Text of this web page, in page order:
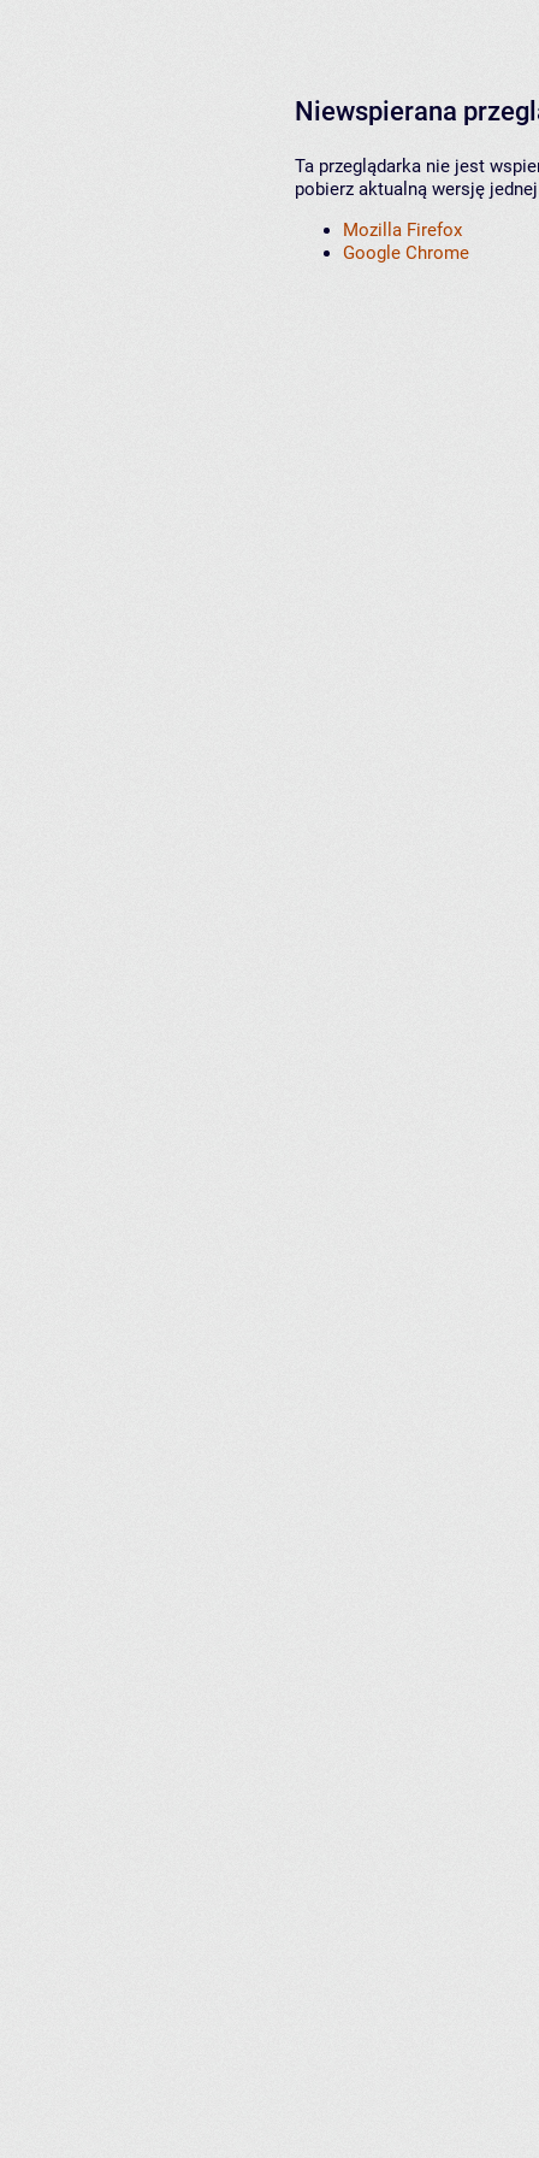
Niewspierana
Ta przeglądarka nie jest
pobierz aktualną wersję
Mozilla Firefox
Google Chrome